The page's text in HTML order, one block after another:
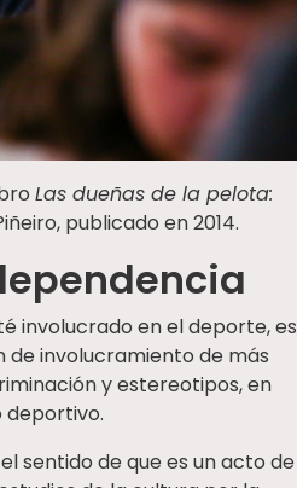
Las dueñas de la pelota:
publicado en 2014.
involucrado en el deporte, es
de involucramiento de más
y estereotipos, en
deportivo.
sentido de que es un acto de